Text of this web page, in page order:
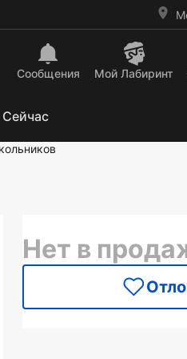
Сообщения Mой Лабиринт
Нет в